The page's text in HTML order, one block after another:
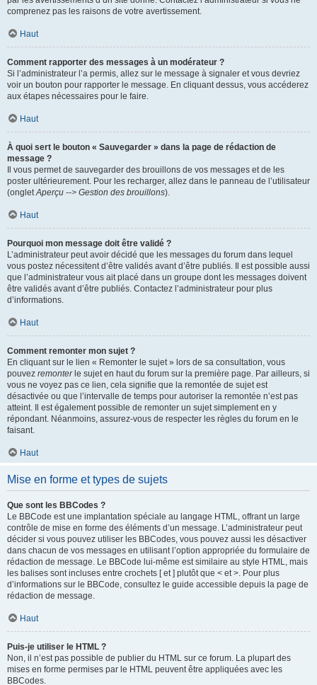
comprenez pas les raisons de votre avertissement.
Haut
Comment rapporter des messages à un modérateur ?
Si l’administrateur l’a permis, allez sur le message à signaler et vous devriez
voir un bouton pour rapporter le message. En cliquant dessus, vous accéderez
aux étapes nécessaires pour le faire.
Haut
À quoi sert le bouton « Sauvegarder » dans la page de rédaction de
message ?
Il vous permet de sauvegarder des brouillons de vos messages et de les
poster ultérieurement. Pour les recharger, allez dans le panneau de l’utilisateur
(ongletAperçu --> Gestion des brouillons).
Haut
Pourquoi mon message doit être validé ?
L’administrateur peut avoir décidé que les messages du forum dans lequel
vous postez nécessitent d’être validés avant d’être publiés. Il est possible aussi
que l’administrateur vous ait placé dans un groupe dont les messages doivent
être validés avant d’être publiés. Contactez l’administrateur pour plus
d’informations.
Haut
Comment remonter mon sujet ?
En cliquant sur le lien « Remonter le sujet » lors de sa consultation, vous
pouvez remonterle sujet en haut du forum sur la première page. Par ailleurs, si
vous ne voyez pas ce lien, cela signifie que la remontée de sujet est
désactivée ou que l’intervalle de temps pour autoriser la remontée n’est pas
atteint. Il est également possible de remonter un sujet simplement en y
répondant. Néanmoins, assurez-vous de respecter les règles du forum en le
faisant.
Haut
Mise en forme et types de sujets
Que sont les BBCodes ?
Le BBCode est une implantation spéciale au langage HTML, offrant un large
contrôle de mise en forme des éléments d’un message. L’administrateur peut
décider si vous pouvez utiliser les BBCodes, vous pouvez aussi les désactiver
dans chacun de vos messages en utilisant l’option appropriée du formulaire de
rédaction de message. Le BBCode lui-même est similaire au style HTML, mais
les balises sont incluses entre crochets [ et ] plutôt que < et >. Pour plus
d’informations sur le BBCode, consultez le guide accessible depuis la page de
rédaction de message.
Haut
Puis-je utiliser le HTML ?
Non, il n’est pas possible de publier du HTML sur ce forum. La plupart des
mises en forme permises par le HTML peuvent être appliquées avec les
BBCodes.